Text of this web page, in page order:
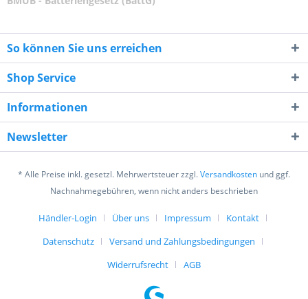
So können Sie uns erreichen
Shop Service
Informationen
Newsletter
* Alle Preise inkl. gesetzl. Mehrwertsteuer zzgl.Versandkosten und ggf.
Nachnahmegebühren, wenn nicht anders beschrieben
Händler-Login Über uns Impressum
Kontakt
Datenschutz
Versand und Zahlungsbedingungen
Widerrufsrecht
AGB